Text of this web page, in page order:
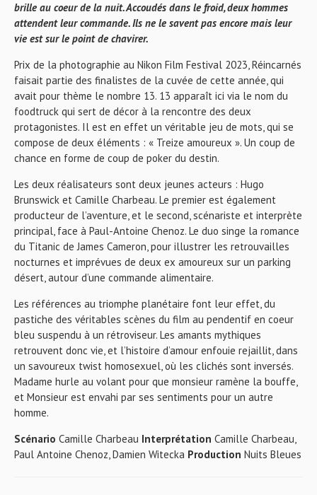
brille au coeur de la nuit. Accoudés dans le froid, deux hommes
attendent leur commande. Ils ne le savent pas encore mais leur
vie est sur le point de chavirer.
Prix de la photographie au Nikon Film Festival 2023, Réincarnés
faisait partie des finalistes de la cuvée de cette année, qui
avait pour thème le nombre 13. 13 apparaît ici via le nom du
foodtruck qui sert de décor à la rencontre des deux
protagonistes. Il est en effet un véritable jeu de mots, qui se
compose de deux éléments : « Treize amoureux ». Un coup de
chance en forme de coup de poker du destin.
Les deux réalisateurs sont deux jeunes acteurs : Hugo
Brunswick et Camille Charbeau. Le premier est également
producteur de l’aventure, et le second, scénariste et interprète
principal, face à Paul-Antoine Chenoz. Le duo singe la romance
du Titanic de James Cameron, pour illustrer les retrouvailles
nocturnes et imprévues de deux ex amoureux sur un parking
désert, autour d’une commande alimentaire.
Les références au triomphe planétaire font leur effet, du
pastiche des véritables scènes du film au pendentif en coeur
bleu suspendu à un rétroviseur. Les amants mythiques
retrouvent donc vie, et l’histoire d’amour enfouie rejaillit, dans
un savoureux twist homosexuel, où les clichés sont inversés.
Madame hurle au volant pour que monsieur ramène la bouffe,
et Monsieur est envahi par ses sentiments pour un autre
homme.
Scénario Camille Charbeau Interprétation Camille Charbeau,
Paul Antoine Chenoz, Damien Witecka Production Nuits Bleues